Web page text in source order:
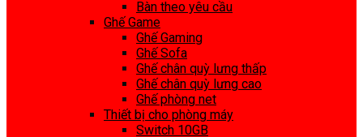
Bàn theo yêu cầu
Ghế Game
Ghế Gaming
Ghế Sofa
Ghế chân quỳ lưng thấp
Ghế chân quỳ lưng cao
Ghế phòng net
Thiết bị cho phòng máy
Switch 10GB